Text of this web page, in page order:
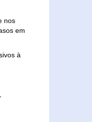
nos
em
à